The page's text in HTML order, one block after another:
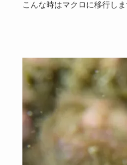
こんな時はマクロに移行し